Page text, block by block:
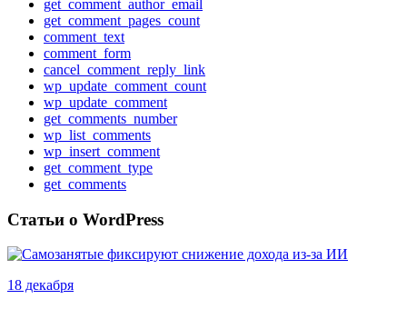
get_comment_author_email
get_comment_pages_count
comment_text
comment_form
cancel_comment_reply_link
wp_update_comment_count
wp_update_comment
get_comments_number
wp_list_comments
wp_insert_comment
get_comment_type
get_comments
Статьи о WordPress
18 декабря